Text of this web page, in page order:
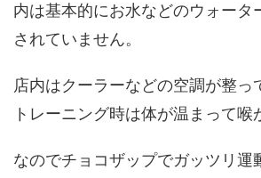
内は基本的にお水などのウォータ
されていません。
店内はクーラーなどの空調が整っ
トレーニング時は体が温まって喉
なのでチョコザップでガッツリ運